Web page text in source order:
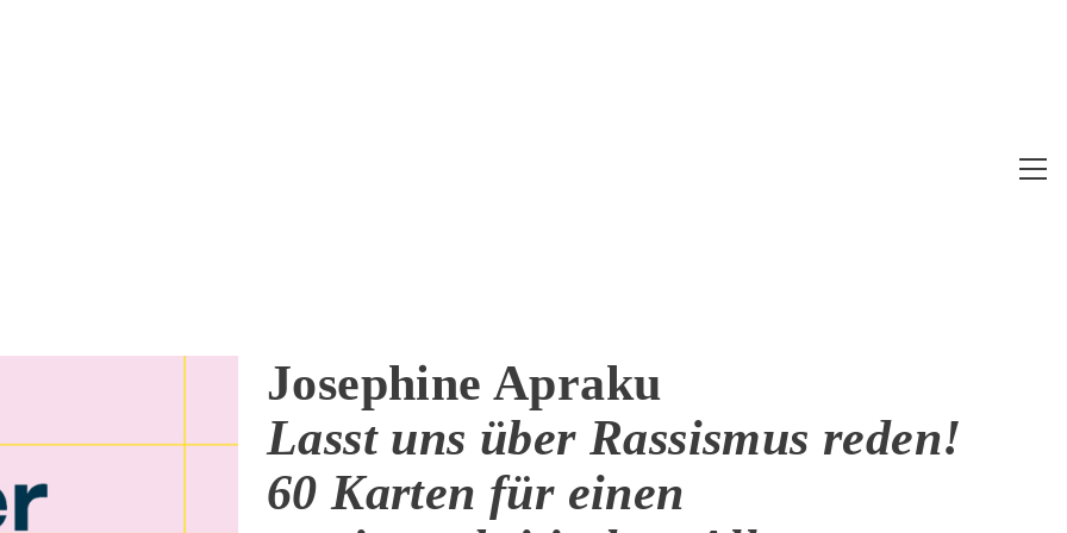
Josephine Apraku
Lasst uns über Rassismus reden!
60 Karten für einen